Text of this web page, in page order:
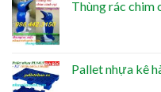
Thùng rác chim
Pallet nhựa kê